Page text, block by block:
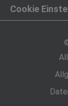
Cookie